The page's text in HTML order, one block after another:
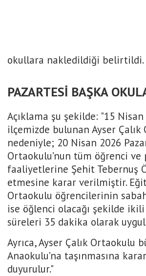
okullara nakledildiği belirtildi.
PAZARTESİ BAŞKA
Açıklama şu şekilde: "15
ilçemizde bulunan Ayser
nedeniyle; 20 Nisan 2026
Ortaokulu’nun tüm öğrenci
faaliyetlerine Şehit Tebernuş
etmesine karar verilmiştir.
Ortaokulu öğrencilerinin
ise öğlenci olacağı şekilde
süreleri 35 dakika olarak
Ayrıca, Ayser Çalık Ortaokulu
Anaokulu’na taşınmasına
duyurulur."